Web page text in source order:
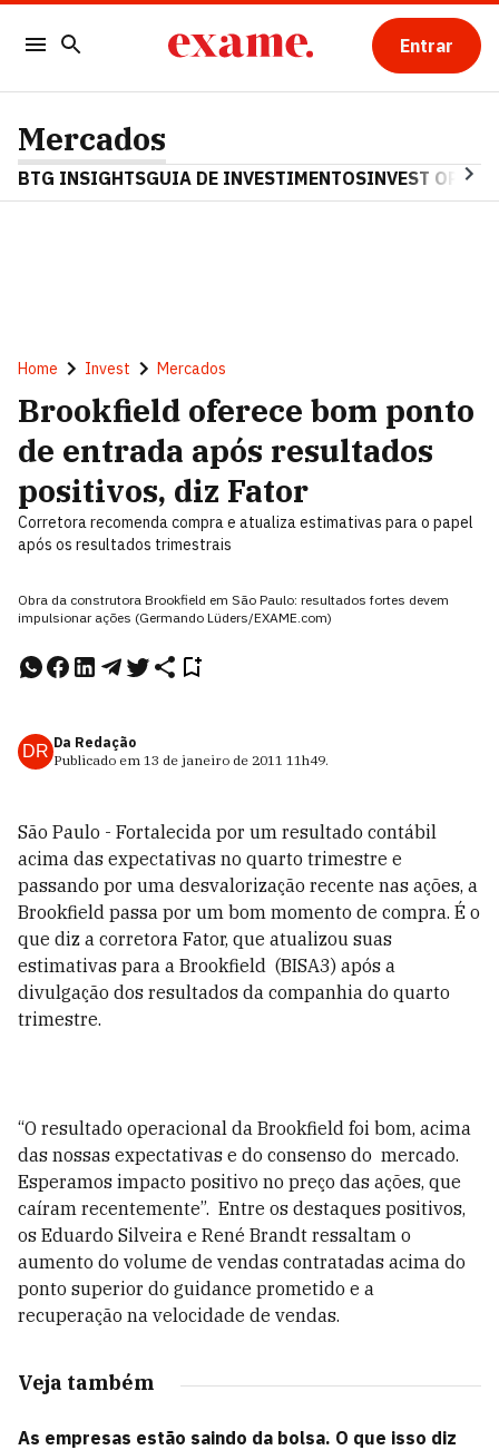
Entrar
Mercados
BTG INSIGHTSGUIA DE INVESTIMENTOSINVEST OPINA
Home Invest Mercados
Brookfield oferece bom ponto
de entrada após resultados
positivos, diz Fator
Corretora recomenda compra e atualiza estimativas para o papel
após os resultados trimestrais
Obra da construtora Brookfield em São Paulo: resultados fortes devem
impulsionar ações (Germando Lüders/EXAME.com)
DR Da Redação
Publicado em 13 de janeiro de 2011 11h49.
São Paulo - Fortalecida por um resultado contábil
acima das expectativas no quarto trimestre e
passando por uma desvalorização recente nas ações, a
Brookfield passa por um bom momento de compra. É o
que diz a corretora Fator, que atualizou suas
estimativas para a Brookfield (BISA3) após a
divulgação dos resultados da companhia do quarto
trimestre.
“O resultado operacional da Brookfield foi bom, acima
das nossas expectativas e do consenso do mercado.
Esperamos impacto positivo no preço das ações, que
caíram recentemente”. Entre os destaques positivos,
os Eduardo Silveira e René Brandt ressaltam o
aumento do volume de vendas contratadas acima do
ponto superior do guidance prometido e a
recuperação na velocidade de vendas.
Veja também
As empresas estão saindo da bolsa. O que isso diz